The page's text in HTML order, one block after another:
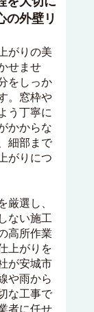
の外壁リ
がりの美
せませ
をしっか
。窓枠や
う丁寧に
かからな
細部まで
がりにつ
厳選し、
ない施工
高所作業
上がりを
が安城市
や雨から
な工事で
者に任せ